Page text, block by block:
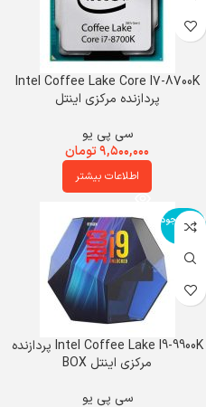
Intel Coffee Lake Core I7-8700K
پردازنده مرکزی اینتل
سی پی یو
۹,۵۰۰,۰۰۰تومان
اطلاعات بیشتر
اتمام موجود
ی
Intel Coffee Lake I9-9900K پردازنده
مرکزی اینتل BOX
سی پی یو